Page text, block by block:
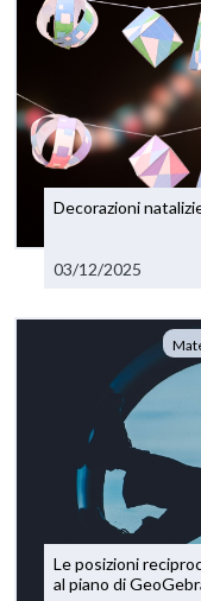
Decorazioni
03/12/2025
Le posizioni
al piano di